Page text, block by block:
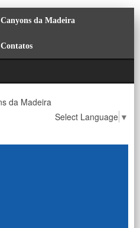
Canyons da Madeira
Contatos
Select Language ▼